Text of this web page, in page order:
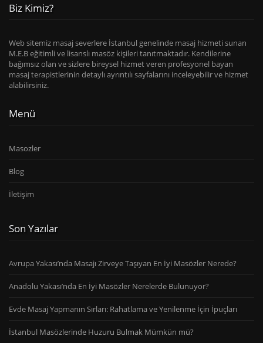
Biz Kimiz?
Web sitemiz masaj severlere İstanbul genelinde masaj hizmeti sunan
M.E.B eğitimli ve lisanslı masöz kişileri tanıtmaktadır. Kendilerine
bağımsız olan ve sizlere bireysel hizmet veren profesyonel bayan
masaj terapistlerinin detaylı ayrıntılı sayfalarını inceleyebilir ve hizmet
alabilirsiniz.
Menü
Masozler
Blog
İletişim
Son Yazılar
Avrupa Yakası’nda Masajı Zirveye Taşıyan En İyi Masözler Nerede?
Anadolu Yakası’nda En İyi Masözler Nerelerde Bulunuyor?
Evde Masaj Yapmanın Sırları: Rahatlama ve Yenilenme İçin İpuçları
İstanbul Masözlerinde Huzuru Bulmak Mümkün mü?